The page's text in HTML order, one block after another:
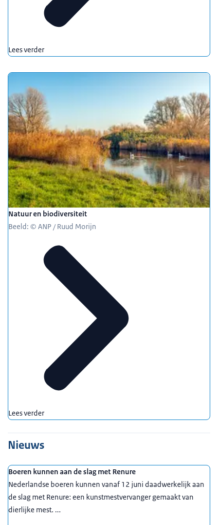
Lees verder
Natuur en biodiversiteit
Beeld: © ANP / Ruud Morijn
Lees verder
Nieuws
Boeren kunnen aan de slag met Renure
Nederlandse boeren kunnen vanaf 12 juni daadwerkelijk aan
de slag met Renure: een kunstmestvervanger gemaakt van
dierlijke mest. ...